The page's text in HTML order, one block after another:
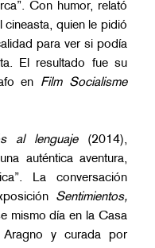
Con humor, relató
quien le pidió
para ver si podía
El resultado fue su
en Film Socialisme
al lenguaje(2014),
auténtica aventura,
La conversación
Sentimientos,
mismo día en la Casa
y curada por